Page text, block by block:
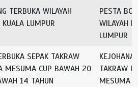
TERBUKA WILAYAH
KUALA LUMPUR
PESTA
WILAYAH
LUMPUR
SEPAK TAKRAW
MESUMA CUP BAWAH 20
14 TAHUN
TAKRAW
MESUMA